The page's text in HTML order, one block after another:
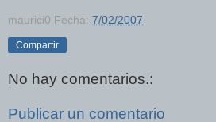
maurici0 Fecha: 7/02/2007
Compartir
No hay comentarios.:
Publicar un comentario